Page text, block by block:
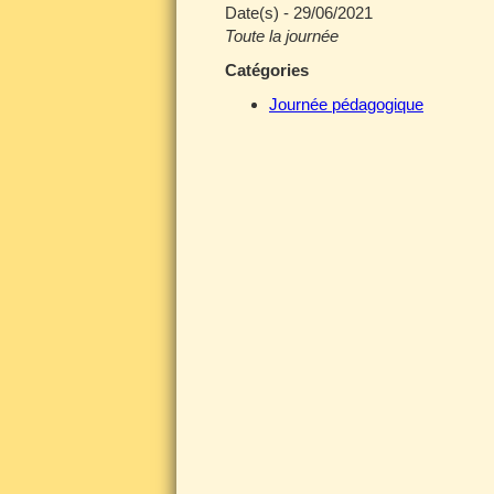
Date(s) - 29/06/2021
Toute la journée
Catégories
Journée pédagogique